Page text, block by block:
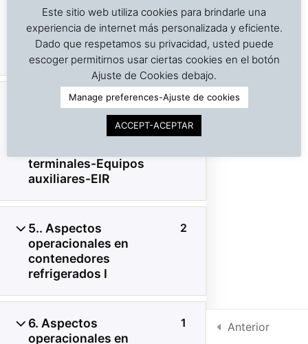
Transporte refrigerado alimentos
especiales: atmósfera
controlada y modificada,
super freezers, control
de humedad
4. Generadores
eléctricos: Gen-sets,
power packs-Manejo de
terminales-Equipos
auxiliares-EIR
1
5.. Aspectos
operacionales en
contenedores
refrigerados I
2
6. Aspectos
operacionales en
1 Anterior
Copyright | Derechos reservados | Dr. J. A. Barreiro
Cargo Inspection Service LLC | 2018-2025
Política de Privacidad
Condiciones de uso
Intra-net
Este sitio web utiliza cookies para brindarle una
experiencia de internet más personalizada y eficiente.
Dado que respetamos su privacidad, usted puede
escoger permitirnos usar ciertas cookies en el botón
Ajuste de Cookies debajo.
Manage preferences-Ajuste de cookies
ACCEPT-ACEPTAR